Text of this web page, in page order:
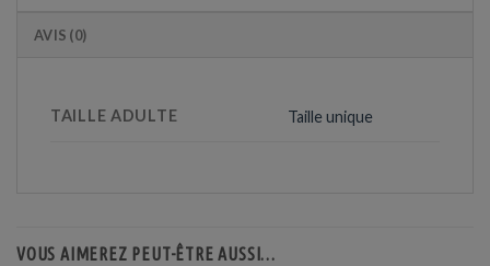
AVIS (0)
TAILLE ADULTE Taille unique
VOUS AIMEREZ PEUT-ÊTRE AUSSI…